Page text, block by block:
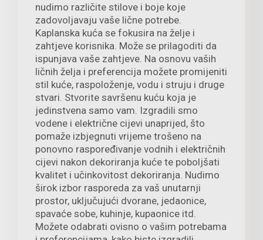
nudimo različite stilove i boje koje
zadovoljavaju vaše lične potrebe.
Kaplanska kuća se fokusira na želje i
zahtjeve korisnika. Može se prilagoditi da
ispunjava vaše zahtjeve. Na osnovu vaših
ličnih želja i preferencija možete promijeniti
stil kuće, raspoloženje, vodu i struju i druge
stvari. Stvorite savršenu kuću koja je
jedinstvena samo vam. Izgradili smo
vodene i električne cijevi unaprijed, što
pomaže izbjegnuti vrijeme trošeno na
ponovno raspoređivanje vodnih i električnih
cijevi nakon dekoriranja kuće te poboljšati
kvalitet i učinkovitost dekoriranja. Nudimo
širok izbor rasporeda za vaš unutarnji
prostor, uključujući dvorane, jedaonice,
spavaće sobe, kuhinje, kupaonice itd.
Možete odabrati ovisno o vašim potrebama